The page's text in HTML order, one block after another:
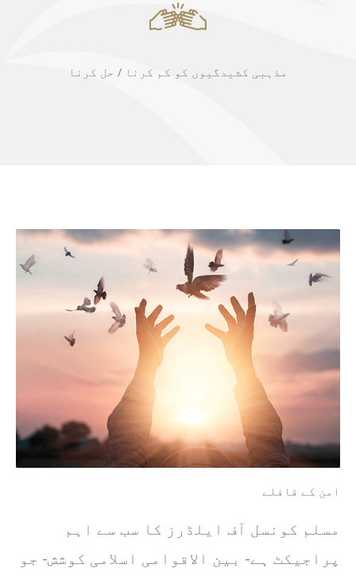
مذہبی کشیدگیوں کو کم کرنا / حل کرنا
امن کے قافلے
مسلم کونسل آف ایلڈرز کا سب سے اہم
پراجیکٹ ہے- بین الاقوامی اسلامی کوشش- جو